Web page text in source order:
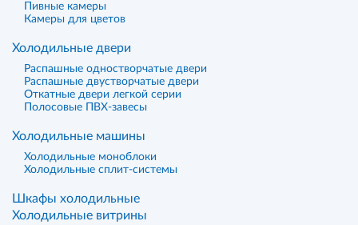
Пивные камеры
Камеры для цветов
Холодильные двери
Распашные одностворчатые двери
Распашные двустворчатые двери
Откатные двери легкой серии
Полосовые ПВХ-завесы
Холодильные машины
Холодильные моноблоки
Холодильные сплит-системы
Шкафы холодильные
Холодильные витрины